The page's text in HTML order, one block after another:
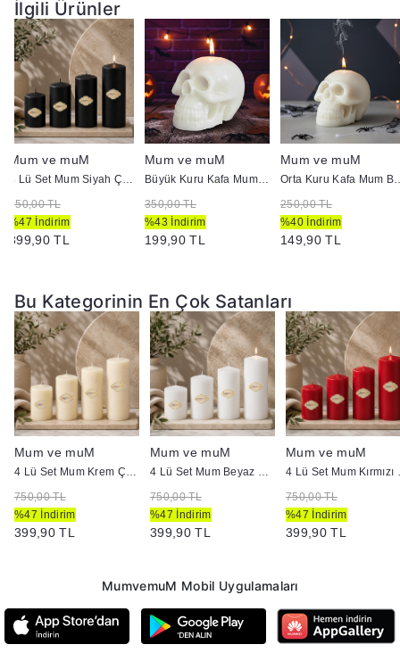
İlgili Ürünler
Mum ve muM
4 Lü Set Mum Siyah Çap :5 cm
750,00 TL
%47 İndirim
399,90 TL
Mum ve muM
Büyük Kuru Kafa Mum Beyaz
350,00 TL
%43 İndirim
199,90 TL
Mum ve muM
Orta Kuru
250,00 TL
%40 İndirim
149,90 TL
Bu Kategorinin En Çok Satanları
Mum ve muM
4 Lü Set Mum Krem Çap :5 cm
750,00 TL
%47 İndirim
399,90 TL
Mum ve muM
4 Lü Set Mum Beyaz Çap :5 cm
750,00 TL
%47 İndirim
399,90 TL
Mum ve muM
4 Lü
750,00 TL
%47 İndirim
399,90 TL
MumvemuM Mobil Uygulamaları